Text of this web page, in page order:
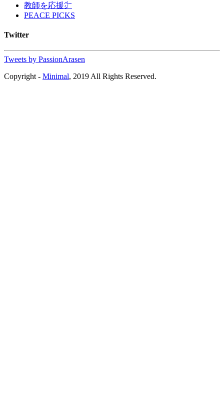
教師を応援㌻
PEACE PICKS
Twitter
Tweets by PassionArasen
Copyright - Minimal, 2019 All Rights Reserved.